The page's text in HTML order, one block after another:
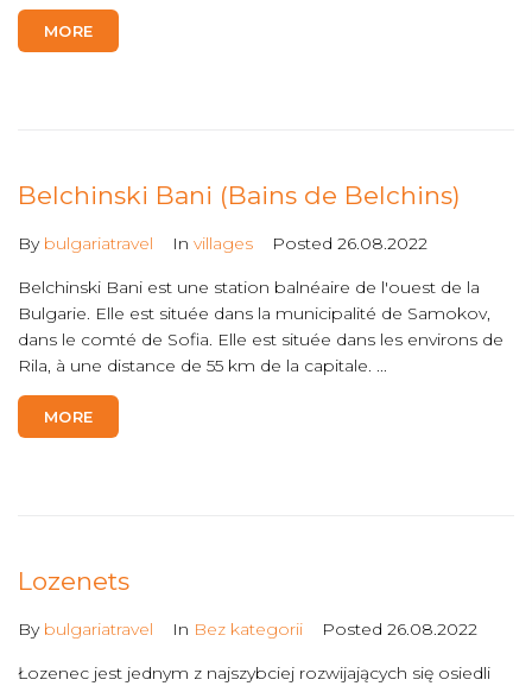
MORE
Belchinski Bani (Bains de Belchins)
By bulgariatravel In villages Posted 26.08.2022
Belchinski Bani est une station balnéaire de l'ouest de la
Bulgarie. Elle est située dans la municipalité de Samokov,
dans le comté de Sofia. Elle est située dans les environs de
Rila, à une distance de 55 km de la capitale. ...
MORE
Lozenets
By bulgariatravel In Bez kategorii Posted 26.08.2022
Łozenec jest jednym z najszybciej rozwijających się osiedli